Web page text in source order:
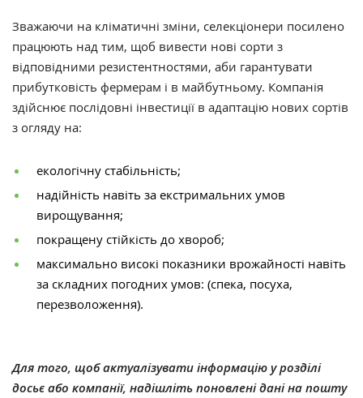
Зважаючи на кліматичні зміни, селекціонери посилено
працюють над тим, щоб вивести нові сорти з
відповідними резистентностями, аби гарантувати
прибутковість фермерам і в майбутньому. Компанія
здійснює послідовні інвестиції в адаптацію нових сортів
з огляду на:
екологічну стабільність;
надійність навіть за екстримальних умов
вирощування;
покращену стійкість до хвороб;
максимально високі показники врожайності навіть
за складних погодних умов: (спека, посуха,
перезволоження).
Для того, щоб актуалізувати інформацію у розділі
досьє або компанії, надішліть поновлені дані на пошту